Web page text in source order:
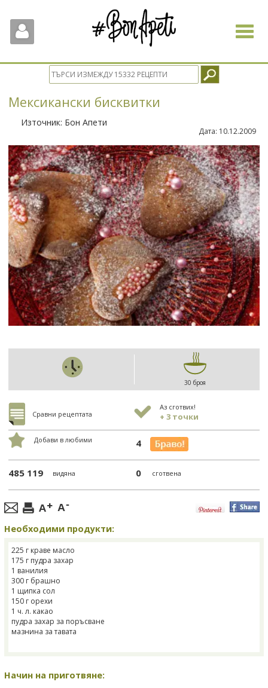
Toggle
Мексикански бисквитки
Източник: Бон Апети
Дата: 10.12.2009
30 броя
Сравни рецептата
Аз сготвих!
+ 3 точки
Добави в любими 4
485 119 видяна 0 сготвена
Необходими продукти:
225 г краве масло
175 г пудра захар
1 ванилия
300 г брашно
1 щипка сол
150 г орехи
1 ч. л. какао
пудра захар за поръсване
мазнина за тавата
Начин на приготвяне: